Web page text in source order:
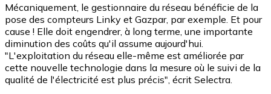
Mécaniquement, le gestionnaire du réseau bénéficie de la
pose des compteurs Linky et Gazpar, par exemple. Et pour
cause ! Elle doit engendrer, à long terme, une importante
diminution des coûts qu'il assume aujourd'hui.
"L'exploitation du réseau elle-même est améliorée par
cette nouvelle technologie dans la mesure où le suivi de la
qualité de l'électricité est plus précis", écrit Selectra.